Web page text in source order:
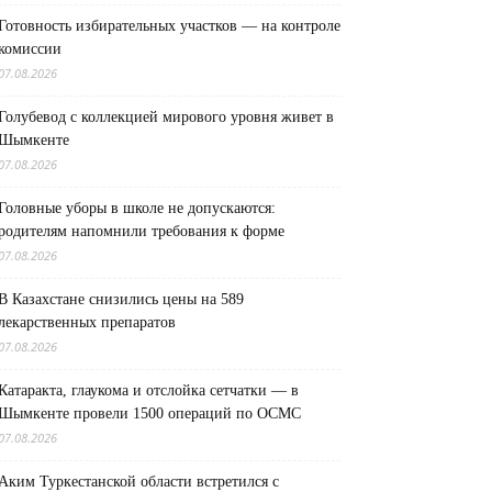
избирательных участков — на контроле
с коллекцией мирового уровня живет в
уборы в школе не допускаются:
напомнили требования к форме
Казахстане снизились цены на 589
препаратов
глаукома и отслойка сетчатки — в
провели 1500 операций по ОСМС
Туркестанской области встретился с